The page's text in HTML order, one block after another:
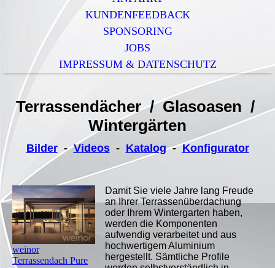
KUNDENFEEDBACK
SPONSORING
JOBS
IMPRESSUM & DATENSCHUTZ
Terrassendächer / Glasoasen /
Wintergärten
Bilder-Videos- Katalog-Konfigurator
weinor
Terrassendach Pure
Damit Sie viele Jahre lang Freude
an Ihrer Terrassenüberdachung
oder Ihrem Wintergarten haben,
werden die Komponenten
aufwendig verarbeitet und aus
hochwertigem Aluminium
hergestellt. Sämtliche Profile